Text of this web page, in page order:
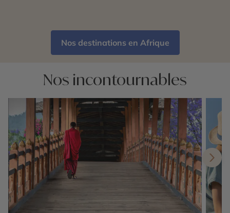
Nos destinations en Afrique
Nos incontournables